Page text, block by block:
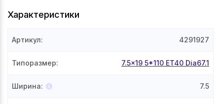
Характеристики
Артикул: 4291927
Типоразмер: 7.5x19 5*110 ET40 Dia67.1
Ширина: 7.5